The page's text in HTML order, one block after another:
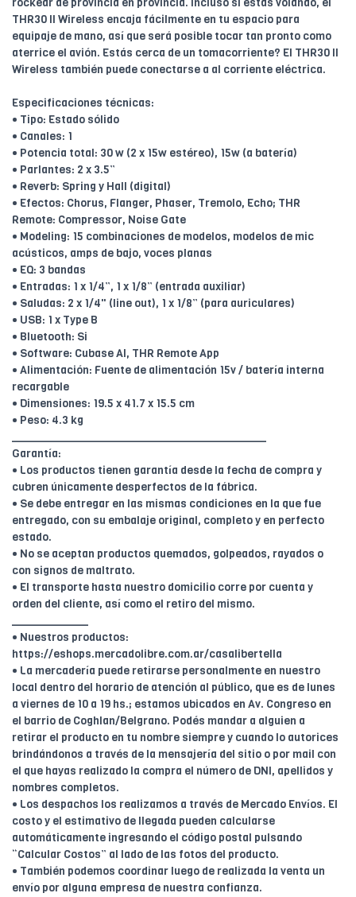
THR30 II Wireless encaja fácilmente en tu espacio para
equipaje de mano, así que será posible tocar tan pronto como
aterrice el avión. Estás cerca de un tomacorriente? El THR30 II
Wireless también puede conectarse a al corriente eléctrica.
Especificaciones técnicas:
• Tipo: Estado sólido
• Canales: 1
• Potencia total: 30 w (2 x 15w estéreo), 15w (a batería)
• Parlantes: 2 x 3.5”
• Reverb: Spring y Hall (digital)
• Efectos: Chorus, Flanger, Phaser, Tremolo, Echo; THR
Remote: Compressor, Noise Gate
• Modeling: 15 combinaciones de modelos, modelos de mic
acústicos, amps de bajo, voces planas
• EQ: 3 bandas
• Entradas: 1 x 1/4”, 1 x 1/8” (entrada auxiliar)
• Saludas: 2 x 1/4" (line out), 1 x 1/8” (para auriculares)
• USB: 1 x Type B
• Bluetooth: Si
• Software: Cubase AI, THR Remote App
• Alimentación: Fuente de alimentación 15v / batería interna
recargable
• Dimensiones: 19.5 x 41.7 x 15.5 cm
• Peso: 4.3 kg
________________________________________
Garantía:
• Los productos tienen garantía desde la fecha de compra y
cubren únicamente desperfectos de la fábrica.
• Se debe entregar en las mismas condiciones en la que fue
entregado, con su embalaje original, completo y en perfecto
estado.
• No se aceptan productos quemados, golpeados, rayados o
con signos de maltrato.
• El transporte hasta nuestro domicilio corre por cuenta y
orden del cliente, así como el retiro del mismo.
____________
• Nuestros productos:
https://eshops.mercadolibre.com.ar/casalibertella
• La mercadería puede retirarse personalmente en nuestro
local dentro del horario de atención al público, que es de lunes
a viernes de 10 a 19 hs.; estamos ubicados en Av. Congreso en
el barrio de Coghlan/Belgrano. Podés mandar a alguien a
retirar el producto en tu nombre siempre y cuando lo autorices
brindándonos a través de la mensajería del sitio o por mail con
el que hayas realizado la compra el número de DNI, apellidos y
nombres completos.
• Los despachos los realizamos a través de Mercado Envíos. El
costo y el estimativo de llegada pueden calcularse
automáticamente ingresando el código postal pulsando
“Calcular Costos” al lado de las fotos del producto.
• También podemos coordinar luego de realizada la venta un
envío por alguna empresa de nuestra confianza.